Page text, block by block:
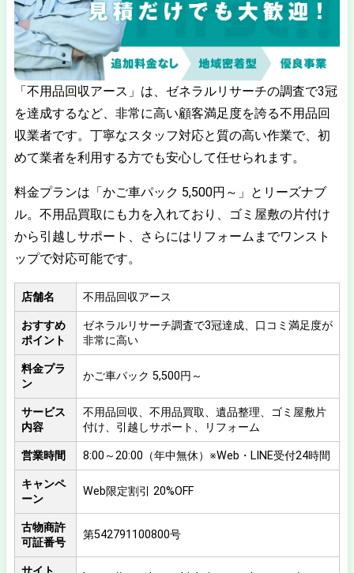
「不用品回収アース」は、ゼネラルリサーチの調査で3冠
を達成するなど、非常に高い顧客満足度を誇る不用品回
収業者です。丁寧なスタッフ対応と質の高い作業で、初
めて業者を利用する方でも安心して任せられます。
料金プランは「かご車パック 5,500円～」とリーズナブ
ル。不用品買取にも力を入れており、ゴミ屋敷の片付け
から引越しサポート、さらにはリフォームまでワンスト
ップで対応可能です。
店舗名 不用品回収アース
おすすめ
ポイント
ゼネラルリサーチ調査で3冠達成、口コミ満足度が
非常に高い
料金プラ
ン
かご車パック 5,500円～
サービス
内容
不用品回収、不用品買取、遺品整理、ゴミ屋敷片
付け、引越しサポート、リフォーム
営業時間 8:00～20:00（年中無休）※Web・LINE受付24時間
キャンペ
ーン
Web限定割引 20%OFF
古物商許
可証番号
第542791100800号